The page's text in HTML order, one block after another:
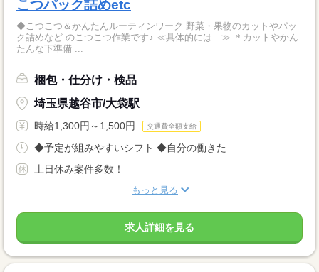
こつパック詰めetc
◆こつこつ＆かんたんルーティンワーク 野菜・果物のカットやパッ
ク詰めなど のこつこつ作業です♪ ≪具体的には…≫ ＊カットやかん
たんな下準備 ...
梱包・仕分け・検品
埼玉県越谷市/大袋駅
時給1,300円～1,500円 交通費全額支給
◆予定が組みやすいシフト ◆自分の働きた...
土日休み案件多数！
もっと見る
求人詳細を見る